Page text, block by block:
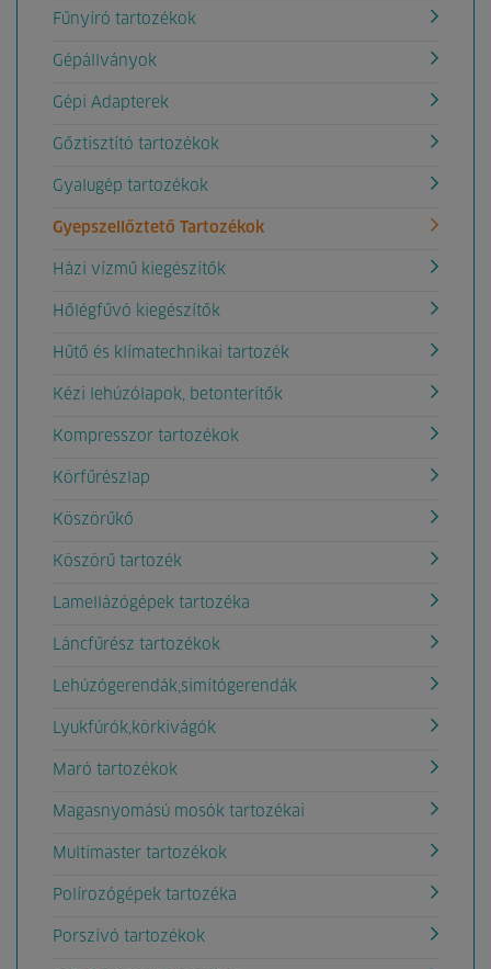
Fűnyíró tartozékok
Gépállványok
Gépi Adapterek
Gőztisztító tartozékok
Gyalugép tartozékok
Gyepszellőztető Tartozékok
Házi vízmű kiegészítők
Hőlégfűvó kiegészítők
Hűtő és klímatechnikai tartozék
Kézi lehúzólapok, betonterítők
Kompresszor tartozékok
Körfűrészlap
Köszörűkő
Köszörű tartozék
Lamellázógépek tartozéka
Láncfűrész tartozékok
Lehúzógerendák,simítógerendák
Lyukfúrók,körkivágók
Maró tartozékok
Magasnyomású mosók tartozékai
Multimaster tartozékok
Polírozógépek tartozéka
Porszívó tartozékok